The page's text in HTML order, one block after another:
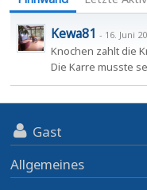
Kewa81 - 16. Juni
Knochen zahlt die
Die Karre musste
Gast
Allgemeines